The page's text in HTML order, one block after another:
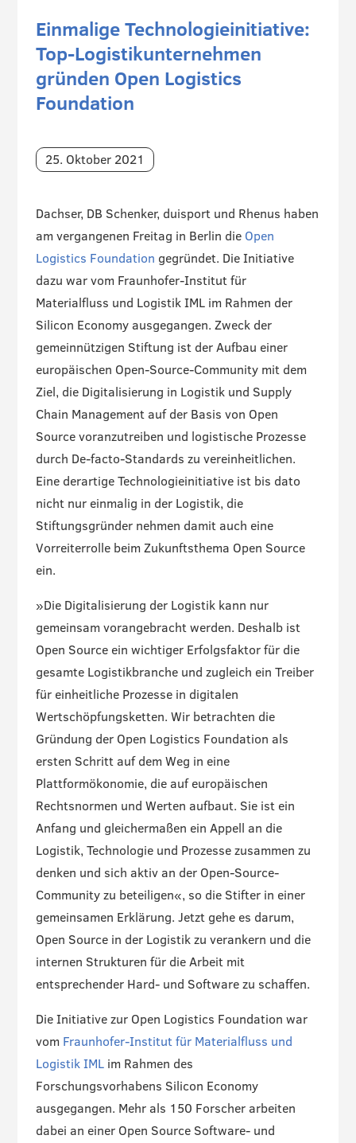
Einmalige Technologieinitiative:
Top-Logistikunternehmen
gründen Open Logistics
Foundation
25. Oktober 2021
Dachser, DB Schenker, duisport und Rhenus haben
am vergangenen Freitag in Berlin die Open
Logistics Foundation gegründet. Die Initiative
dazu war vom Fraunhofer-Institut für
Materialfluss und Logistik IML im Rahmen der
Silicon Economy ausgegangen. Zweck der
gemeinnützigen Stiftung ist der Aufbau einer
europäischen Open-Source-Community mit dem
Ziel, die Digitalisierung in Logistik und Supply
Chain Management auf der Basis von Open
Source voranzutreiben und logistische Prozesse
durch De-facto-Standards zu vereinheitlichen.
Eine derartige Technologieinitiative ist bis dato
nicht nur einmalig in der Logistik, die
Stiftungsgründer nehmen damit auch eine
Vorreiterrolle beim Zukunftsthema Open Source
ein.
»Die Digitalisierung der Logistik kann nur
gemeinsam vorangebracht werden. Deshalb ist
Open Source ein wichtiger Erfolgsfaktor für die
gesamte Logistikbranche und zugleich ein Treiber
für einheitliche Prozesse in digitalen
Wertschöpfungsketten. Wir betrachten die
Gründung der Open Logistics Foundation als
ersten Schritt auf dem Weg in eine
Plattformökonomie, die auf europäischen
Rechtsnormen und Werten aufbaut. Sie ist ein
Anfang und gleichermaßen ein Appell an die
Logistik, Technologie und Prozesse zusammen zu
denken und sich aktiv an der Open-Source-
Community zu beteiligen«, so die Stifter in einer
gemeinsamen Erklärung. Jetzt gehe es darum,
Open Source in der Logistik zu verankern und die
internen Strukturen für die Arbeit mit
entsprechender Hard- und Software zu schaffen.
Die Initiative zur Open Logistics Foundation war
vom Fraunhofer-Institut für Materialfluss und
Logistik IMLim Rahmen des
Forschungsvorhabens Silicon Economy
ausgegangen. Mehr als 150 Forscher arbeiten
dabei an einer Open Source Software- und